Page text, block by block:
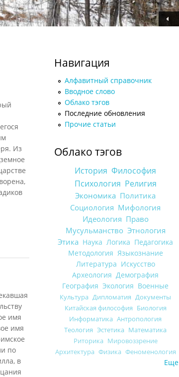
Из
имя
имя
по
в
Навигация
Алфавитный справочник
Вводное слово
Облако тэгов
Последние обновления
Прочие статьи
Облако тэгов
История Философия
Психология Религия
Экономика Политика
Социология Мифология
Идеология Право
Мусульманство Этнология
Этика Наука Логика Педагогика
Методология Языкознание
Литература Искусство
Археология Демография
География Экология Военные
Культура Дипломатия Документы
Китайская философия Биология
Информатика Антропология
Теология Эстетика Математика
Риторика Мировоззрение
Архитектура Физика Феноменология
Еще